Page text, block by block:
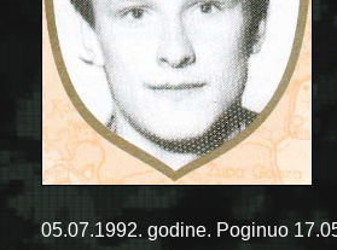
05.07.1992. godine. Poginuo